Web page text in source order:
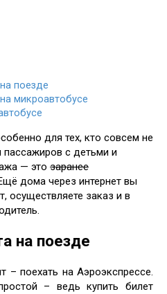
поезде
микроавтобусе
для тех, кто совсем не
пассажиров с детьми и
— это заранее
дома через интернет вы
осуществляете заказ и в
на поезде
– поехать на Аэроэкспрессе.
– ведь купить билет